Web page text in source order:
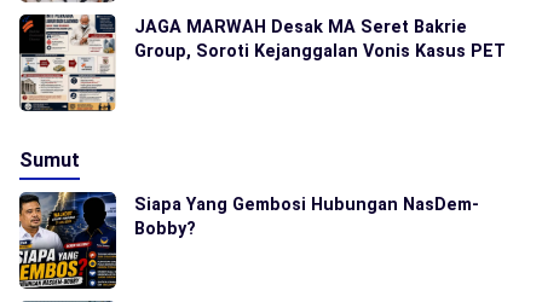
JAGA MARWAH Desak MA Seret Bakrie
Group, Soroti Kejanggalan Vonis Kasus PET
Sumut
Siapa Yang Gembosi Hubungan NasDem-
Bobby?